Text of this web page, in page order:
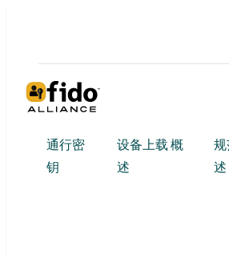
通行密
钥
设备上载 概
述
述